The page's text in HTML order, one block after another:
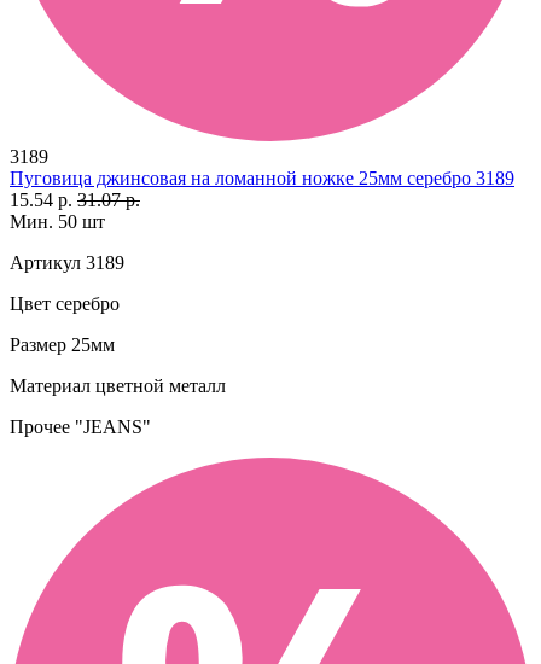
3189
Пуговица джинсовая на ломанной ножке 25мм серебро 3189
15.54 р. 31.07 р.
Мин. 50 шт
Артикул 3189
Цвет серебро
Размер 25мм
Материал цветной металл
Прочее "JEANS"